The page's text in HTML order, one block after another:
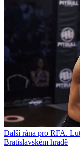
Další rána pro RFA.
Bratislavském hradě